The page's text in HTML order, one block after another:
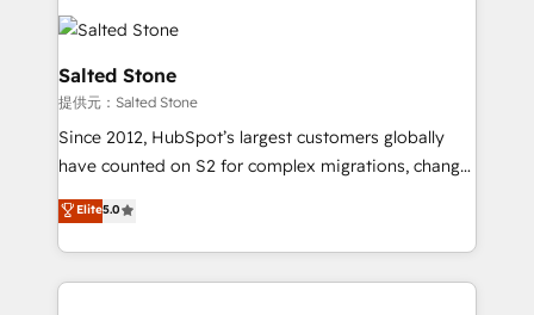
rollouts, adoption coaching. Buying HubSpot,
built for the work.
our clients gain a unique advantage in CRM
architecture, pipeline generation, data intelligence,
and go-to-market execution. Why B2B Businesses
Choose RP: - Secure: Soc2 compliant 🛡️ - Pricing:
Implementations starting at $1,5k 💵 - Speed: Launch
in 14 days ⚡ - Global: 250 professionals across five
Partner 🪴 - Sales Hub: More implementations than
Salted Stone
提供元：Salted Stone
Since 2012, HubSpot’s largest customers globally
have counted on S2 for complex migrations, change
management, systems integration, and creative
solutions that deliver measurable impact and
transform brand experiences As one of the few full-
service creative agencies in the HubSpot
Elite5.0